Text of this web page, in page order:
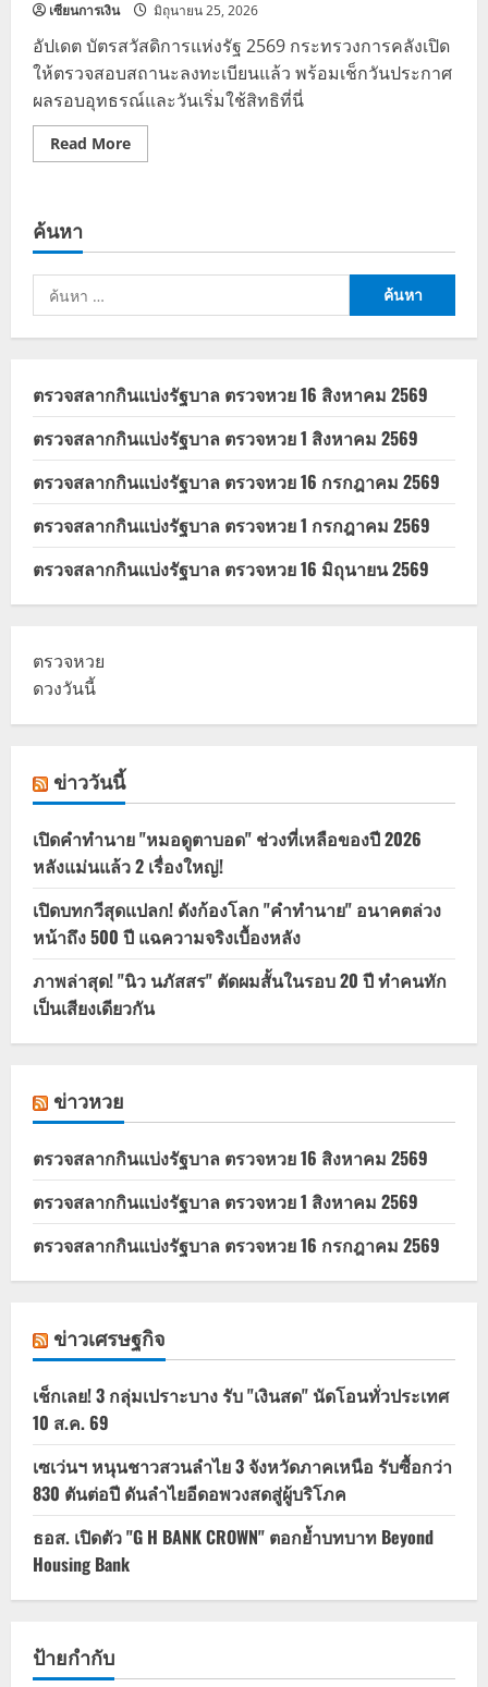
เซียนการเงิน มิถุนายน 25, 2026
อัปเดต บัตรสวัสดิการแห่งรัฐ 2569 กระทรวงการคลังเปิด
ให้ตรวจสอบสถานะลงทะเบียนแล้ว พร้อมเช็กวันประกาศ
ผลรอบอุทธรณ์และวันเริ่มใช้สิทธิที่นี่
Read MoreRead
more
2569
สถานะ
ทะเบียน
วัน
ล่าสุด
ค้นหา
ค้นหา
สำหรับ:
ตรวจสลากกินแบ่งรัฐบาล ตรวจหวย 16 สิงหาคม 2569
ตรวจสลากกินแบ่งรัฐบาล ตรวจหวย 1 สิงหาคม 2569
ตรวจสลากกินแบ่งรัฐบาล ตรวจหวย 16 กรกฎาคม 2569
ตรวจสลากกินแบ่งรัฐบาล ตรวจหวย 1 กรกฎาคม 2569
ตรวจสลากกินแบ่งรัฐบาล ตรวจหวย 16 มิถุนายน 2569
ตรวจหวย
ดวงวันนี้
ข่าววันนี้
เปิดคำทำนาย "หมอดูตาบอด" ช่วงที่เหลือของปี 2026
หลังแม่นแล้ว 2 เรื่องใหญ่!
เปิดบทกวีสุดแปลก! ดังก้องโลก "คำทำนาย" อนาคตล่วง
หน้าถึง 500 ปี แฉความจริงเบื้องหลัง
ภาพล่าสุด! "นิว นภัสสร" ตัดผมสั้นในรอบ 20 ปี ทำคนทัก
เป็นเสียงเดียวกัน
ข่าวหวย
ตรวจสลากกินแบ่งรัฐบาล ตรวจหวย 16 สิงหาคม 2569
ตรวจสลากกินแบ่งรัฐบาล ตรวจหวย 1 สิงหาคม 2569
ตรวจสลากกินแบ่งรัฐบาล ตรวจหวย 16 กรกฎาคม 2569
ข่าวเศรษฐกิจ
เช็กเลย! 3 กลุ่มเปราะบาง รับ "เงินสด" นัดโอนทั่วประเทศ
10 ส.ค. 69
เซเว่นฯ หนุนชาวสวนลำไย 3 จังหวัดภาคเหนือ รับซื้อกว่า
830 ตันต่อปี ดันลำไยอีดอพวงสดสู่ผู้บริโภค
ธอส. เปิดตัว "G H BANK CROWN" ตอกย้ำบทบาท Beyond
Housing Bank
ป้ายกำกับ